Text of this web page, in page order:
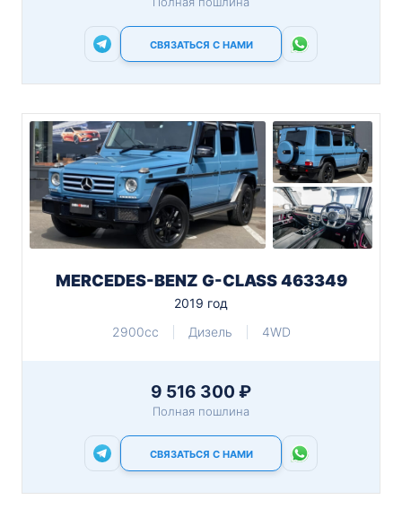
СВЯЗАТЬСЯ С НАМИ
MERCEDES-BENZ G-CLASS 463349
2019 год
2900cc
Дизель 4WD
9 516 300 ₽
Полная пошлина
СВЯЗАТЬСЯ С НАМИ